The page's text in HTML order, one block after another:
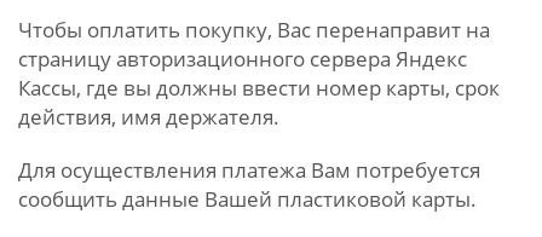
Чтобы оплатить покупку, Вас перенаправит на
страницу авторизационного сервера Яндекс
Кассы, где вы должны ввести номер карты, срок
действия, имя держателя.
Для осуществления платежа Вам потребуется
сообщить данные Вашей пластиковой карты.